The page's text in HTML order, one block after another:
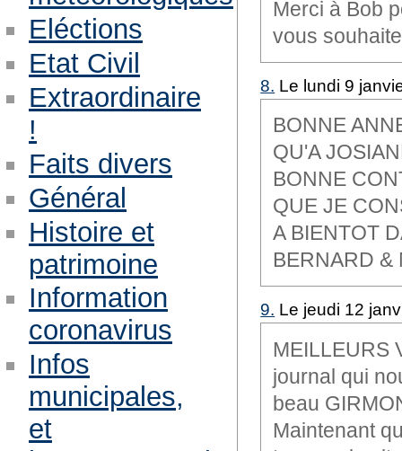
Merci à Bob
vous
8. Le lundi 9
BONNE
QU'A
BONNE
QUE JE
A BIENTOT
BERNARD &
9. Le jeudi 12
MEILLEURS
journal qui
beau
Maintenant
Eléctions
Etat Civil
Extraordinaire
!
Faits divers
Général
Histoire et
patrimoine
Information
coronavirus
Infos
municipales,
et